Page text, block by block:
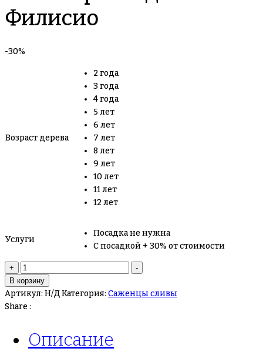
Филисио
-30%
Возраст дерева
2 года
3 года
4 года
5 лет
6 лет
7 лет
8 лет
9 лет
10 лет
11 лет
12 лет
Услуги
Посадка не нужна
С посадкой + 30% от стоимости
+
Количество
товара
Слива
Гросса
Филисио
-
В корзину
Артикул: Н/ДКатегория: Саженцы сливы
Share :
Описание